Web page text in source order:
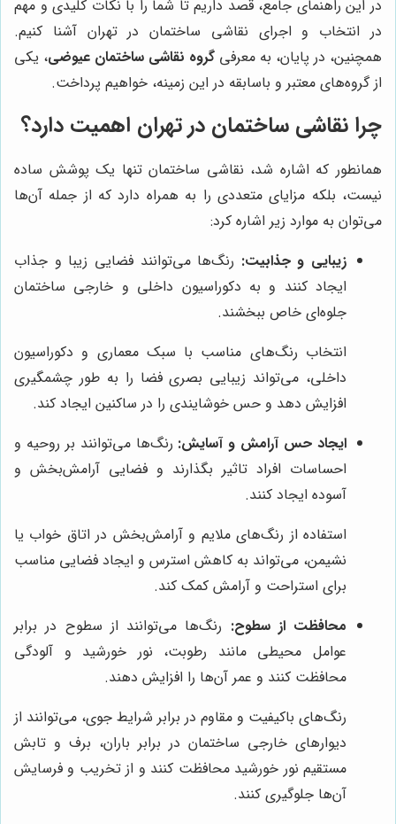
در این راهنمای جامع، قصد داریم تا شما را با نکات کلیدی و مهم
در انتخاب و اجرای نقاشی ساختمان در تهران آشنا کنیم.
همچنین، در پایان، به معرفی گروه نقاشی ساختمان عیوضی، یکی
از گروه‌های معتبر و باسابقه در این زمینه، خواهیم پرداخت.
چرا نقاشی ساختمان در تهران اهمیت دارد؟
همانطور که اشاره شد، نقاشی ساختمان تنها یک پوشش ساده
نیست، بلکه مزایای متعددی را به همراه دارد که از جمله آن‌ها
می‌توان به موارد زیر اشاره کرد:
زیبایی و جذابیت: رنگ‌ها می‌توانند فضایی زیبا و جذاب
ایجاد کنند و به دکوراسیون داخلی و خارجی ساختمان
جلوه‌ای خاص ببخشند.
انتخاب رنگ‌های مناسب با سبک معماری و دکوراسیون
داخلی، می‌تواند زیبایی بصری فضا را به طور چشمگیری
افزایش دهد و حس خوشایندی را در ساکنین ایجاد کند.
ایجاد حس آرامش و آسایش: رنگ‌ها می‌توانند بر روحیه و
احساسات افراد تاثیر بگذارند و فضایی آرامش‌بخش و
آسوده ایجاد کنند.
استفاده از رنگ‌های ملایم و آرامش‌بخش در اتاق خواب یا
نشیمن، می‌تواند به کاهش استرس و ایجاد فضایی مناسب
برای استراحت و آرامش کمک کند.
محافظت از سطوح: رنگ‌ها می‌توانند از سطوح در برابر
عوامل محیطی مانند رطوبت، نور خورشید و آلودگی
محافظت کنند و عمر آن‌ها را افزایش دهند.
رنگ‌های باکیفیت و مقاوم در برابر شرایط جوی، می‌توانند از
دیوارهای خارجی ساختمان در برابر باران، برف و تابش
مستقیم نور خورشید محافظت کنند و از تخریب و فرسایش
آن‌ها جلوگیری کنند.